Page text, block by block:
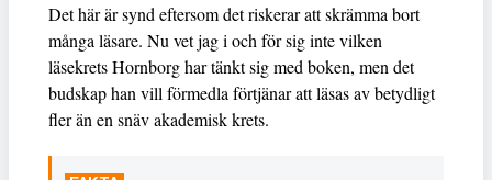
Det här är synd eftersom det riskerar att skrämma bort
många läsare. Nu vet jag i och för sig inte vilken
läsekrets Hornborg har tänkt sig med boken, men det
budskap han vill förmedla förtjänar att läsas av betydligt
fler än en snäv akademisk krets.